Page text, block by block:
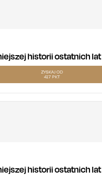
historii ostatnich lat
ZYSKAJ OD
417 PKT
historii ostatnich lat